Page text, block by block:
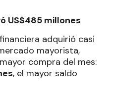
US$485 millones
adquirió casi
mayorista,
compra del mes:
, el mayor saldo